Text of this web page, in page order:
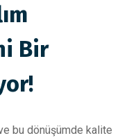
Bir
bu dönüşümde kalite